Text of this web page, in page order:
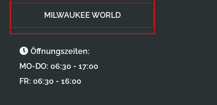
MILWAUKEE WORLD
Öffnungszeiten:
MO-DO: 06:30 - 17:00
FR: 06:30 - 16:00